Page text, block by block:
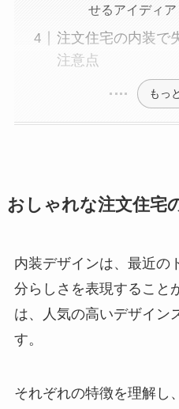
せるアイディア
注文住宅の内装で
注意点
もっ
おしゃれな注文住宅
内装デザインは、最近の
分らしさを表現すること
は、人気の高いデザイン
す。
それぞれの特徴を理解し